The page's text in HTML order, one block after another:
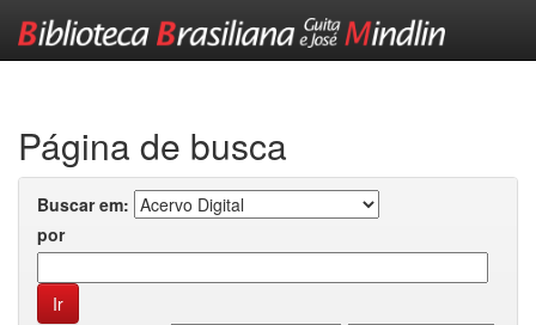
Página de busca
Buscar em:
por